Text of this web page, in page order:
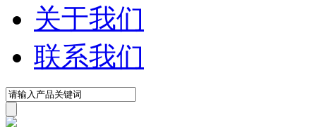
关于我们
联系我们